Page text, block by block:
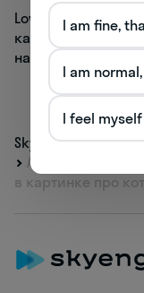
Love, bae, muffin:
как называть
на английском
Skyeng Журнал
Are you selling
в картинке про
I am fine,
I am
I feel